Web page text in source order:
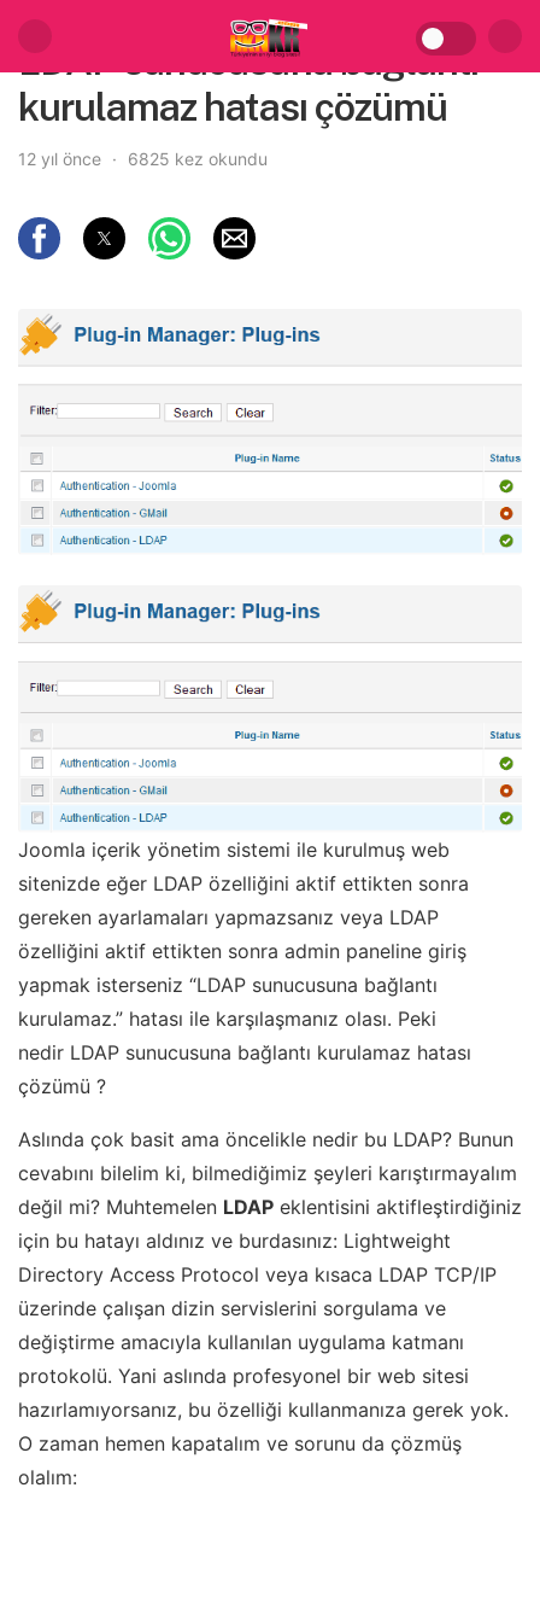
LDAP sunucusuna bağlantı
kurulamaz hatası çözümü
12 yıl önce 6825 kez okundu
Joomla içerik yönetim sistemi ile kurulmuş web
sitenizde eğer LDAP özelliğini aktif ettikten sonra
gereken ayarlamaları yapmazsanız veya LDAP
özelliğini aktif ettikten sonra admin paneline giriş
yapmak isterseniz “LDAP sunucusuna bağlantı
kurulamaz.” hatası ile karşılaşmanız olası. Peki
nedir LDAP sunucusuna bağlantı kurulamaz hatası
çözümü ?
Aslında çok basit ama öncelikle nedir bu LDAP? Bunun
cevabını bilelim ki, bilmediğimiz şeyleri karıştırmayalım
değil mi? Muhtemelen LDAP eklentisini aktifleştirdiğiniz
için bu hatayı aldınız ve burdasınız: Lightweight
Directory Access Protocol veya kısaca LDAP TCP/IP
üzerinde çalışan dizin servislerini sorgulama ve
değiştirme amacıyla kullanılan uygulama katmanı
protokolü. Yani aslında profesyonel bir web sitesi
hazırlamıyorsanız, bu özelliği kullanmanıza gerek yok.
O zaman hemen kapatalım ve sorunu da çözmüş
olalım: